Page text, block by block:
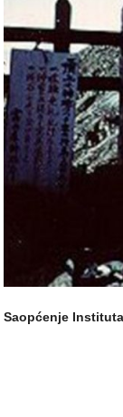
C
U
Saopćenje